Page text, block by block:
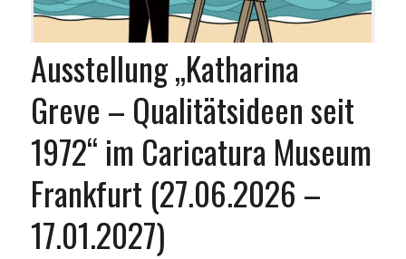
Ausstellung „Katharina
Greve – Qualitätsideen seit
1972“ im Caricatura Museum
Frankfurt (27.06.2026 –
17.01.2027)